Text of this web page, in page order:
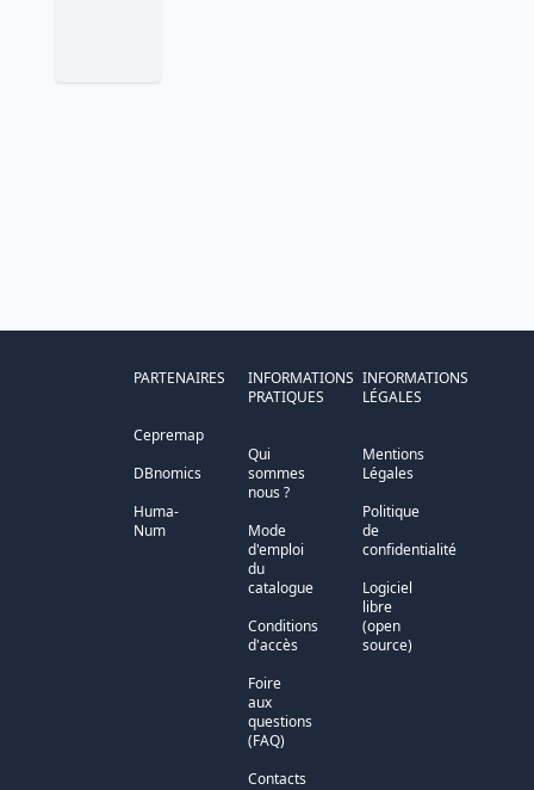
PARTENAIRES
Cepremap
DBnomics
Huma-
Num
INFORMATIONS
PRATIQUES
Qui
sommes
nous ?
Mode
d'emploi
du
catalogue
Conditions
d'accès
Foire
aux
questions
(FAQ)
Contacts
INFORMATIONS
LÉGALES
Mentions
Légales
Politique
de
confidentialité
Logiciel
libre
(open
source)